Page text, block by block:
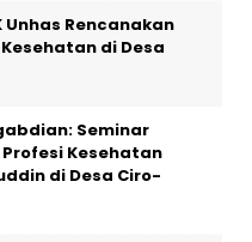
Unhas Rencanakan
di Desa
Seminar
Profesi Kesehatan
di Desa Ciro-